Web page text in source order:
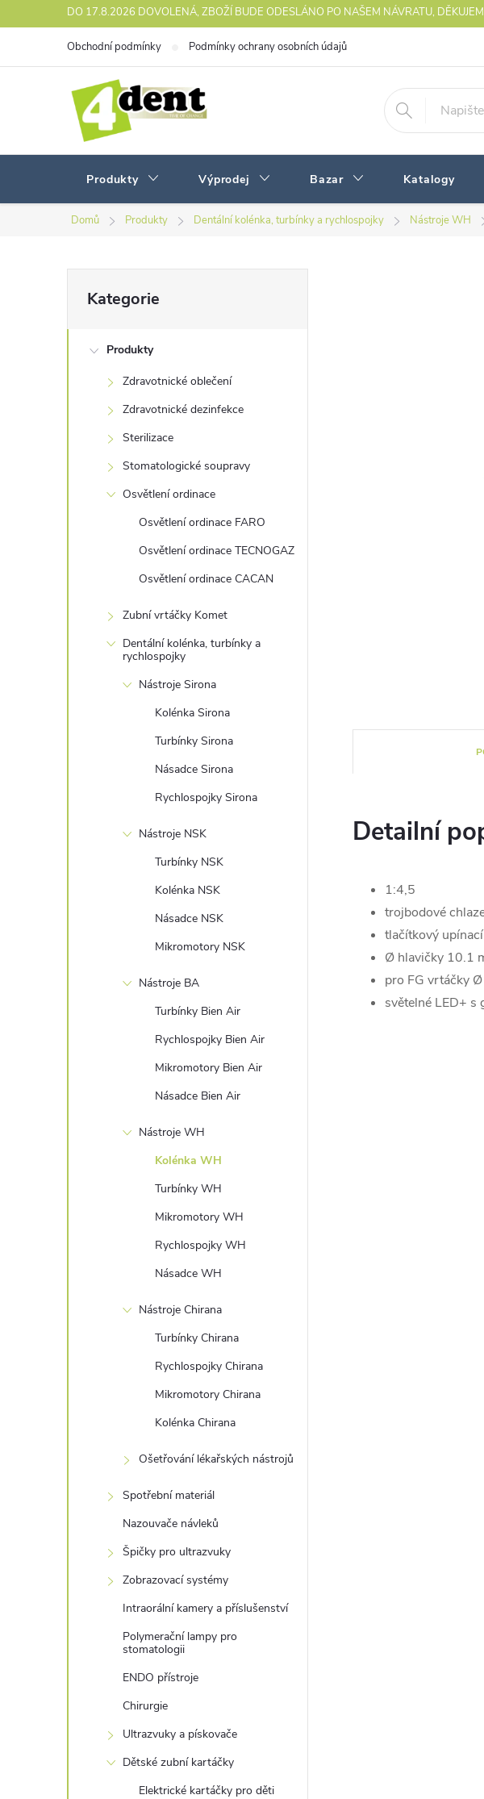
na
DO 17.8.2026 DOVOLENÁ, ZBOŽÍ BUDE ODESLÁNO PO NAŠEM NÁVRATU,
Obchodní podmínky Podmínky ochrany osobních údajů
Produkty Výprodej Bazar Katalogy
Domů Produkty Dentální kolénka, turbínky a rychlospojky Nástroje WH
o
kategorie
Kategorie
Produkty
Zdravotnické oblečení
Zdravotnické dezinfekce
Sterilizace
Stomatologické soupravy
Osvětlení ordinace
Osvětlení ordinace FARO
Osvětlení ordinace TECNOGAZ
Osvětlení ordinace CACAN
Zubní vrtáčky Komet
Dentální kolénka, turbínky a
rychlospojky
Nástroje Sirona
Kolénka Sirona
Turbínky Sirona
Násadce Sirona
Rychlospojky Sirona
Nástroje NSK
Turbínky NSK
Kolénka NSK
Násadce NSK
Mikromotory NSK
Nástroje BA
Turbínky Bien Air
Rychlospojky Bien Air
Mikromotory Bien Air
Násadce Bien Air
Nástroje WH
Kolénka WH
Turbínky WH
Mikromotory WH
Rychlospojky WH
Násadce WH
Nástroje Chirana
Turbínky Chirana
Rychlospojky Chirana
Mikromotory Chirana
Kolénka Chirana
Ošetřování lékařských nástrojů
Spotřební materiál
Nazouvače návleků
Špičky pro ultrazvuky
Zobrazovací systémy
Intraorální kamery a příslušenství
Polymerační lampy pro
stomatologii
ENDO přístroje
Chirurgie
Ultrazvuky a pískovače
Dětské zubní kartáčky
Elektrické kartáčky pro děti
Detailní
1:4,5
trojbodové
tlačítkový
Ø hlavičky 10.1
pro FG vrtáčky
světelné LED+ s